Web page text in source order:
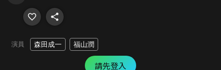
演員 森田成一 福山潤
請先登入